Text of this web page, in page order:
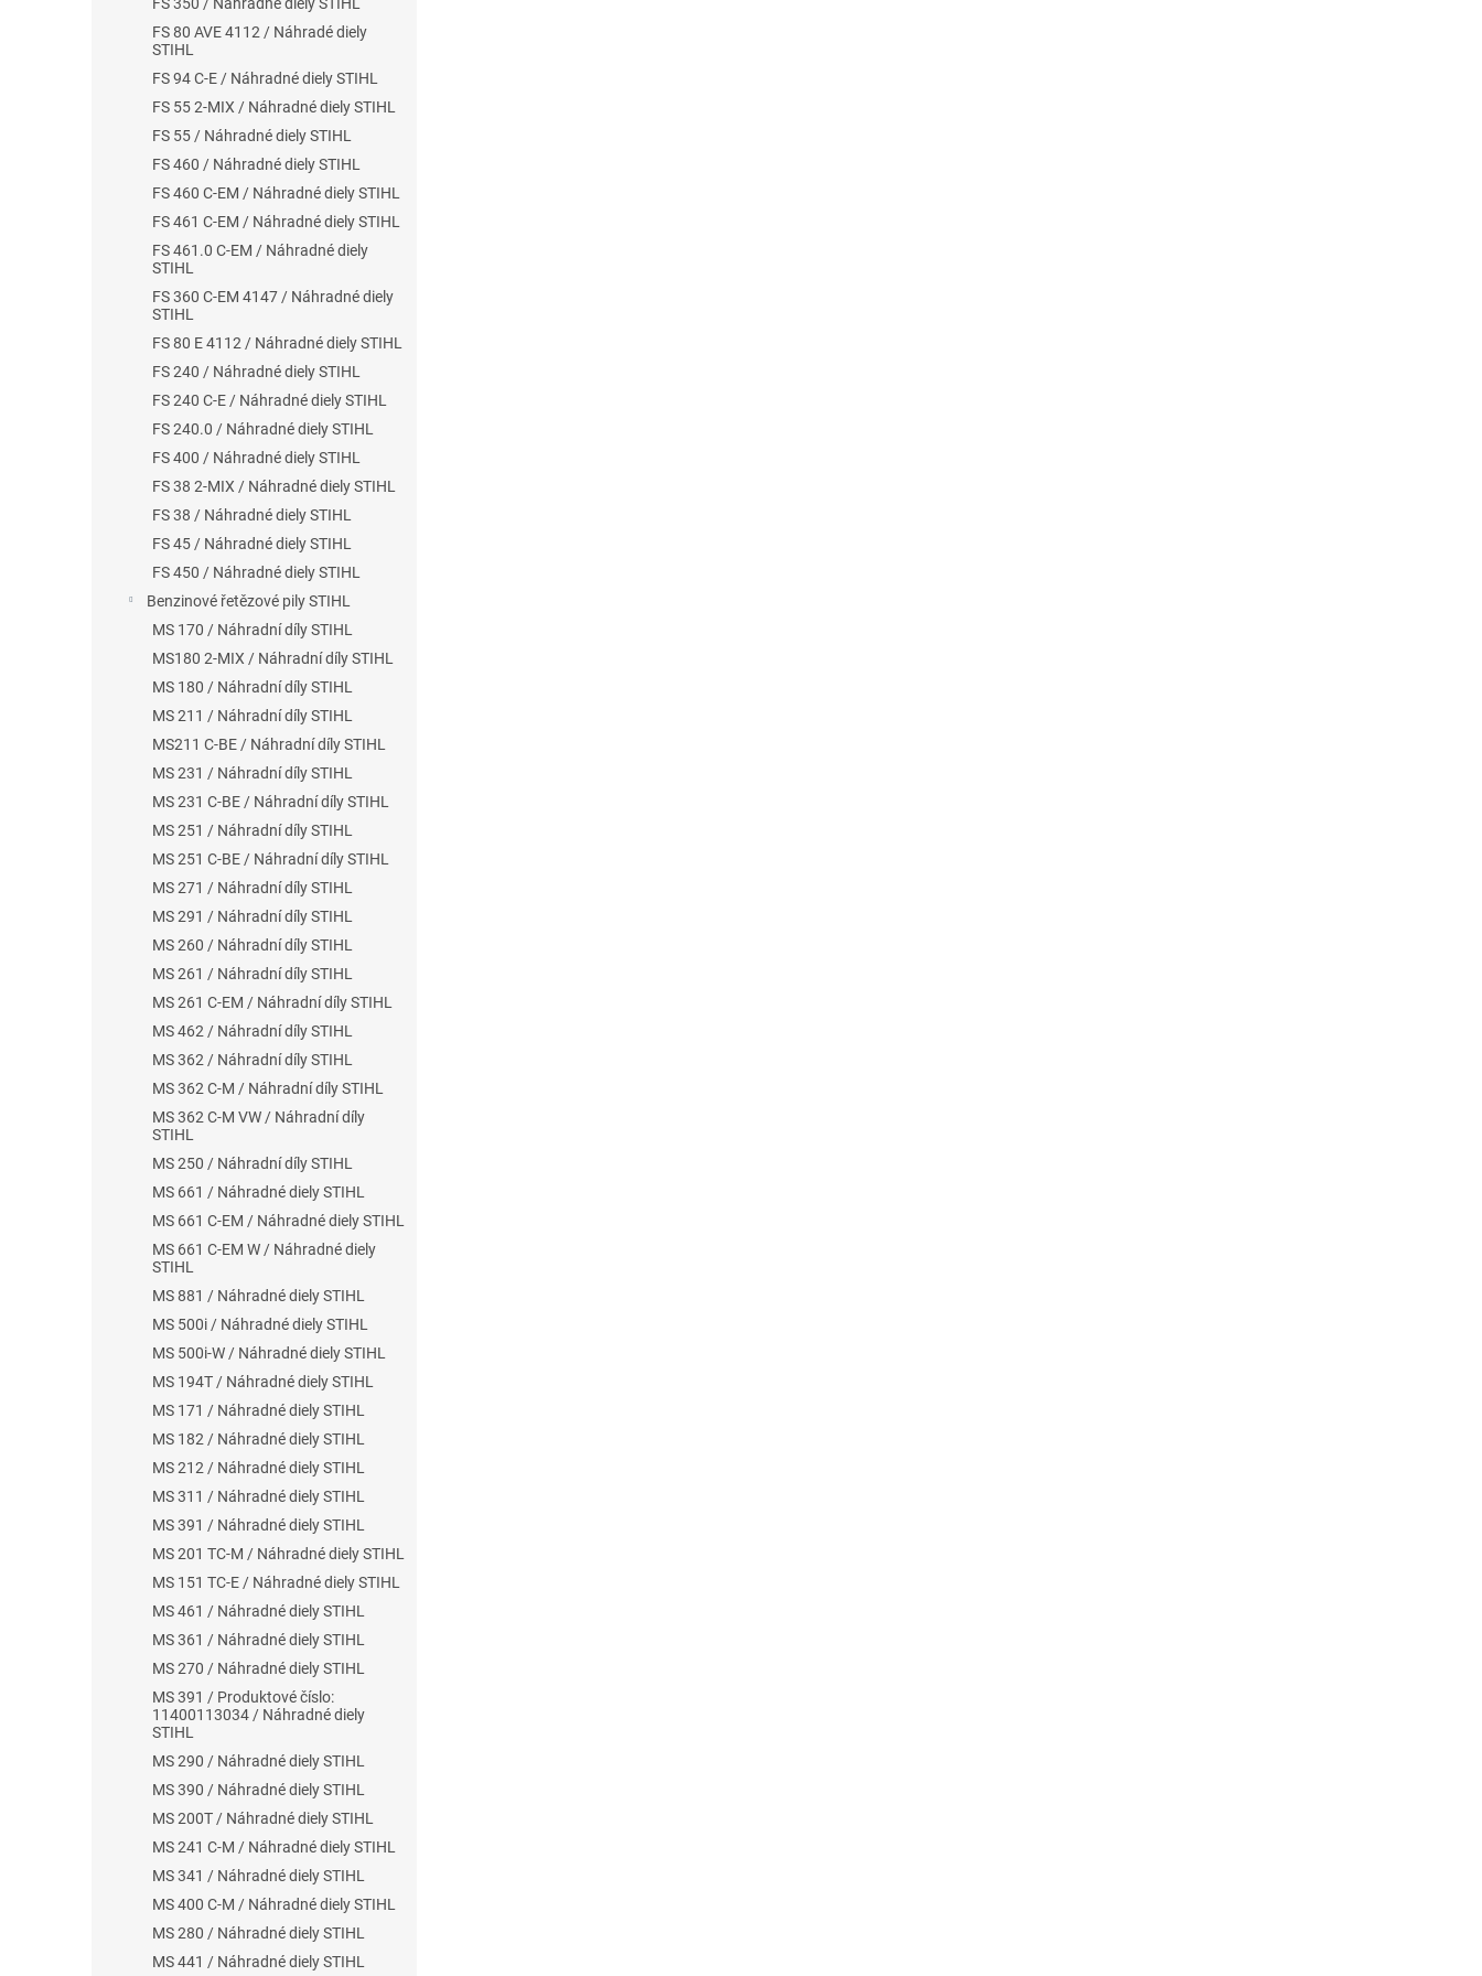
FS 80 AVE 4112 / Náhradé diely
STIHL
FS 94 C-E / Náhradné diely STIHL
FS 55 2-MIX / Náhradné diely STIHL
FS 55 / Náhradné diely STIHL
FS 460 / Náhradné diely STIHL
FS 460 C-EM / Náhradné diely STIHL
FS 461 C-EM / Náhradné diely STIHL
FS 461.0 C-EM / Náhradné diely
STIHL
FS 360 C-EM 4147 / Náhradné diely
STIHL
FS 80 E 4112 / Náhradné diely STIHL
FS 240 / Náhradné diely STIHL
FS 240 C-E / Náhradné diely STIHL
FS 240.0 / Náhradné diely STIHL
FS 400 / Náhradné diely STIHL
FS 38 2-MIX / Náhradné diely STIHL
FS 38 / Náhradné diely STIHL
FS 45 / Náhradné diely STIHL
FS 450 / Náhradné diely STIHL
Benzinové řetězové pily STIHL
MS 170 / Náhradní díly STIHL
MS180 2-MIX / Náhradní díly STIHL
MS 180 / Náhradní díly STIHL
MS 211 / Náhradní díly STIHL
MS211 C-BE / Náhradní díly STIHL
MS 231 / Náhradní díly STIHL
MS 231 C-BE / Náhradní díly STIHL
MS 251 / Náhradní díly STIHL
MS 251 C-BE / Náhradní díly STIHL
MS 271 / Náhradní díly STIHL
MS 291 / Náhradní díly STIHL
MS 260 / Náhradní díly STIHL
MS 261 / Náhradní díly STIHL
MS 261 C-EM / Náhradní díly STIHL
MS 462 / Náhradní díly STIHL
MS 362 / Náhradní díly STIHL
MS 362 C-M / Náhradní díly STIHL
MS 362 C-M VW / Náhradní díly
STIHL
MS 250 / Náhradní díly STIHL
MS 661 / Náhradné diely STIHL
MS 661 C-EM / Náhradné diely STIHL
MS 661 C-EM W / Náhradné diely
STIHL
MS 881 / Náhradné diely STIHL
MS 500i / Náhradné diely STIHL
MS 500i-W / Náhradné diely STIHL
MS 194T / Náhradné diely STIHL
MS 171 / Náhradné diely STIHL
MS 182 / Náhradné diely STIHL
MS 212 / Náhradné diely STIHL
MS 311 / Náhradné diely STIHL
MS 391 / Náhradné diely STIHL
MS 201 TC-M / Náhradné diely STIHL
MS 151 TC-E / Náhradné diely STIHL
MS 461 / Náhradné diely STIHL
MS 361 / Náhradné diely STIHL
MS 270 / Náhradné diely STIHL
MS 391 / Produktové číslo:
11400113034 / Náhradné diely
STIHL
MS 290 / Náhradné diely STIHL
MS 390 / Náhradné diely STIHL
MS 200T / Náhradné diely STIHL
MS 241 C-M / Náhradné diely STIHL
MS 341 / Náhradné diely STIHL
MS 400 C-M / Náhradné diely STIHL
MS 280 / Náhradné diely STIHL
MS 441 / Náhradné diely STIHL